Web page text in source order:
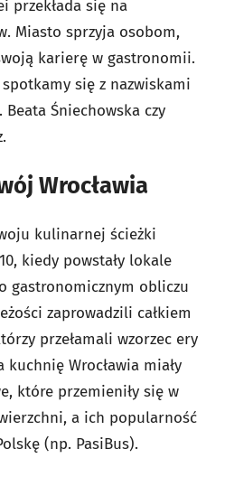
przekłada się na
Miasto sprzyja osobom,
karierę w gastronomii.
się z nazwiskami
Śniechowska czy
Wrocławia
kulinarnej ścieżki
kiedy powstały lokale
gastronomicznym obliczu
zaprowadzili całkiem
przełamali wzorzec ery
kuchnię Wrocławia miały
które przemieniły się w
a ich popularność
(np. PasiBus).